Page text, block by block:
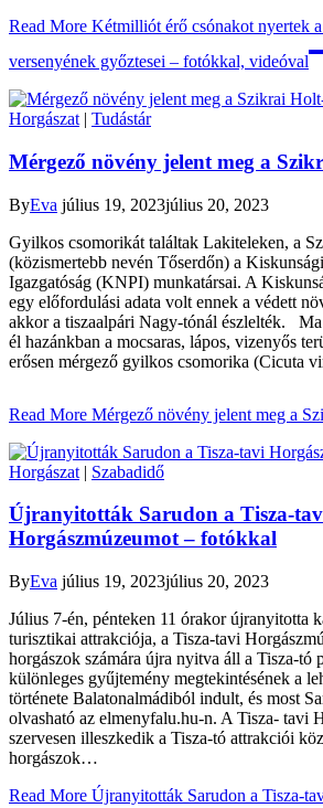
Read More Kétmilliót érő csónakot nyertek
versenyének győztesei – fotókkal, videóval
Horgászat | Tudástár
Mérgező növény jelent meg a
ByEva július 19, 2023július 20, 2023
Gyilkos csomorikát találtak Lakiteleken, a
(közismertebb nevén Tőserdőn) a
Igazgatóság (KNPI) munkatársai. A
egy előfordulási adata volt ennek a védett
akkor a tiszaalpári Nagy-tónál észlelték. Ma
él hazánkban a mocsaras, lápos, vizenyős
erősen mérgező gyilkos csomorika (Cicuta
Read More Mérgező növény jelent meg a
Horgászat | Szabadidő
Újranyitották Sarudon a Tisza-
Horgászmúzeumot – fotókkal
ByEva július 19, 2023július 20, 2023
Július 7-én, pénteken 11 órakor újranyitotta
turisztikai attrakciója, a Tisza-tavi
horgászok számára újra nyitva áll a Tisza-tó
különleges gyűjtemény megtekintésének a
története Balatonalmádiból indult, és most
olvasható az elmenyfalu.hu-n. A Tisza- tavi
szervesen illeszkedik a Tisza-tó attrakciói
horgászok…
Read More Újranyitották Sarudon a Tisza-